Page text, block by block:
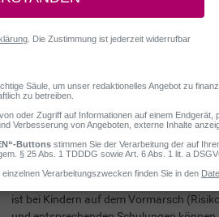
Faktoren spielen bei der Entstehung
ist bei Kindern auf dem Vormarsch